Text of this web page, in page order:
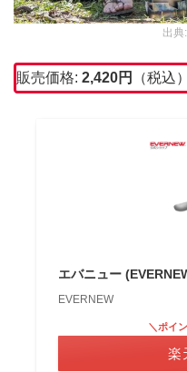
出典:
販売価格: 2,420円 （税込）
エバニュー
EVERNEW
＼ポイ
楽